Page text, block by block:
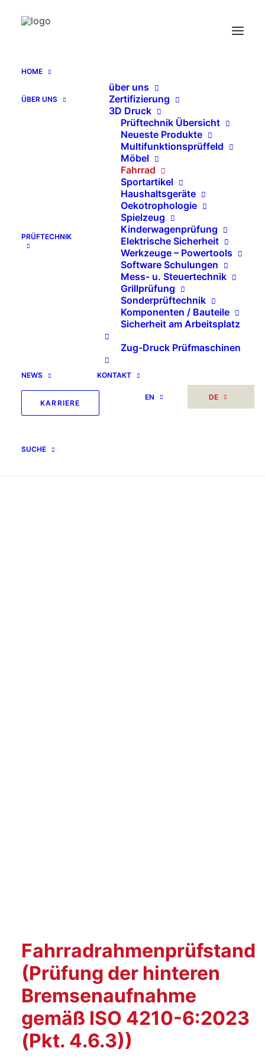
HOME
ÜBER UNS
über uns
Zertifizierung
3D Druck
PRÜFTECHNIK
Prüftechnik Übersicht
Neueste Produkte
Multifunktionsprüffeld
Möbel
Fahrrad
Sportartikel
Haushaltsgeräte
Oekotrophologie
Spielzeug
Kinderwagenprüfung
Elektrische Sicherheit
Werkzeuge – Powertools
Software Schulungen
Mess- u. Steuertechnik
Grillprüfung
Sonderprüftechnik
Komponenten / Bauteile
Sicherheit am Arbeitsplatz
Zug-Druck Prüfmaschinen
NEWS KONTAKT
KARRIERE
EN DE
SUCHE
Fahrradrahmenprüfstand (Prüfung der
hinteren Bremsenaufnahme gemäß ISO 4210-
6:2023 (Pkt. 4.6.3))
Home
Fahrradrahmenprüfstand (Prüfung der hinteren
Bremsenaufnahme gemäß ISO 4210-6:2023 (Pkt. 4.6.3))
Fahrradrahmenprüfstand
(Prüfung der hinteren
Bremsenaufnahme
gemäß ISO 4210-6:2023
(Pkt. 4.6.3))